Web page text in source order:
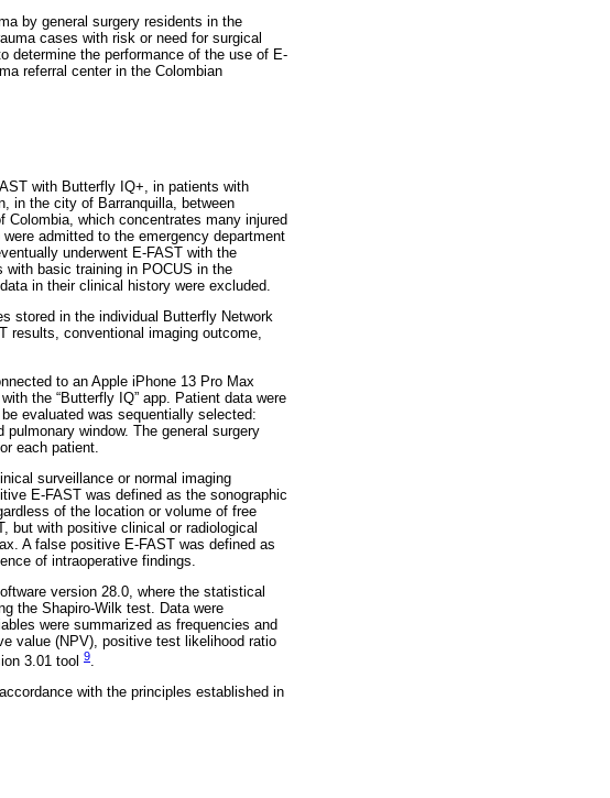
by general surgery residents in the
cases with risk or need for surgical
determine the performance of the use of E-
referral center in the Colombian
with Butterfly IQ+, in patients with
in the city of Barranquilla, between
Colombia, which concentrates many injured
admitted to the emergency department
underwent E-FAST with the
with basic training in POCUS in the
in their clinical history were excluded.
stored in the individual Butterfly Network
results, conventional imaging outcome,
to an Apple iPhone 13 Pro Max
the “Butterfly IQ” app. Patient data were
evaluated was sequentially selected:
window. The general surgery
each patient.
surveillance or normal imaging
E-FAST was defined as the sonographic
of the location or volume of free
but with positive clinical or radiological
A false positive E-FAST was defined as
of intraoperative findings.
version 28.0, where the statistical
the Shapiro-Wilk test. Data were
were summarized as frequencies and
value (NPV), positive test likelihood ratio
3.01 tool 9.
with the principles established in